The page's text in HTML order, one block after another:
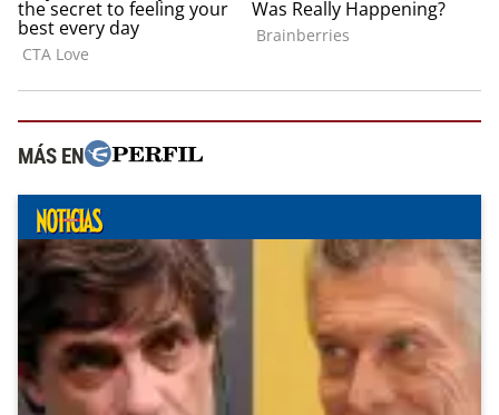
MÁS EN